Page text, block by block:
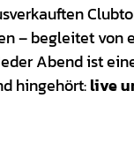
– begleitet von
Abend ist
hingehört:live